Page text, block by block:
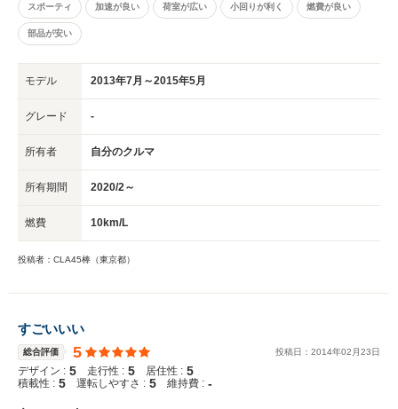
スポーティ 加速が良い 荷室が広い 小回りが利く 燃費が良い
部品が安い
モデル 2013年7月～2015年5月
グレード -
所有者 自分のクルマ
所有期間 2020/2～
燃費 10km/L
投稿者：CLA45棒（東京都）
すごいいい
総合評価 5 投稿日： 2014年02 月23日
デザイン : 5 走行性 : 5 居住性 : 5
積載性 : 5 運転しやすさ : 5 維持費 : -